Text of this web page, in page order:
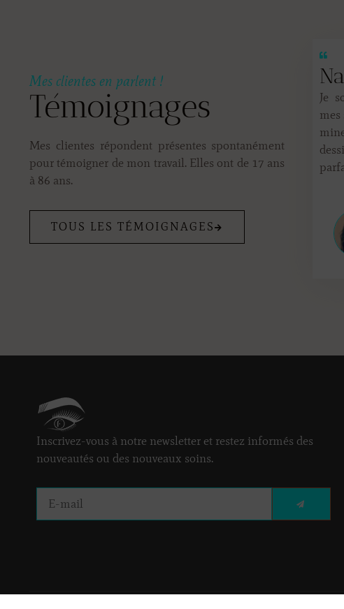
Mes clientes en parlent !
Témoignages
Mes clientes répondent présentes spontanément
pour témoigner de mon travail. Elles ont de 17 ans
à 86 ans.
TOUS LES TÉMOIGNAGES
Je
Inscrivez-vous à notre newsletter et restez informés des
nouveautés ou des nouveaux soins.
E-
MAIL